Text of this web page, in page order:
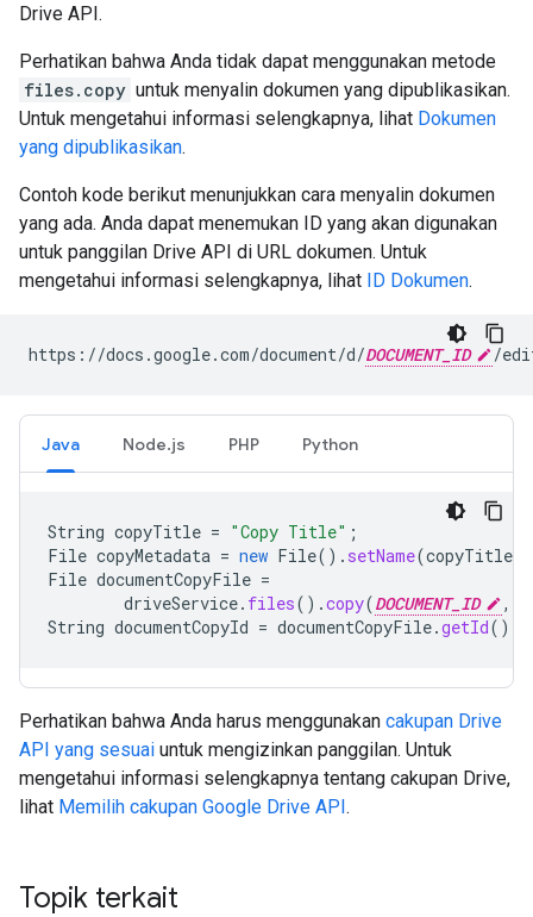
Drive API.
Perhatikan bahwa Anda tidak dapat menggunakan metode
files.copy untuk menyalin dokumen yang dipublikasikan.
Untuk mengetahui informasi selengkapnya, lihat Dokumen
yang dipublikasikan.
Contoh kode berikut menunjukkan cara menyalin dokumen
yang ada. Anda dapat menemukan ID yang akan digunakan
untuk panggilan Drive API di URL dokumen. Untuk
mengetahui informasi selengkapnya, lihat ID Dokumen.
https://docs.google.com/document/d/DOCUMENT_ID
Java Node.js PHP Python
String copyTitle = "Copy Title" ;
File copyMetadata = new File(). setName(copyTitle
File documentCopyFile =
driveService. files().copy(DOCUMENT_ID ,
String documentCopyId = documentCopyFile.getId();
Perhatikan bahwa Anda harus menggunakan cakupan Drive
API yang sesuai untuk mengizinkan panggilan. Untuk
mengetahui informasi selengkapnya tentang cakupan Drive,
lihat Memilih cakupan Google Drive API.
Topik terkait